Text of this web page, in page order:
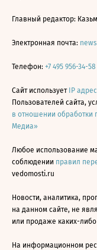
Главный редактор:
Электронная почта:
Телефон: +7 495 956-34-58
Сайт использует IP
Пользователей сайта,
в отношении обработки
Медиа»
Любое использование
соблюдении правил
vedomosti.ru
Новости, аналитика,
на данном сайте, не
или продаже каких-либо
На информационном